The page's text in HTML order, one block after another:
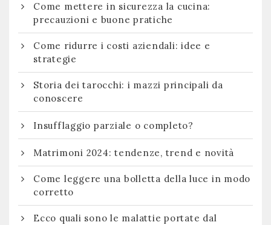
Come mettere in sicurezza la cucina:
precauzioni e buone pratiche
Come ridurre i costi aziendali: idee e
strategie
Storia dei tarocchi: i mazzi principali da
conoscere
Insufflaggio parziale o completo?
Matrimoni 2024: tendenze, trend e novità
Come leggere una bolletta della luce in modo
corretto
Ecco quali sono le malattie portate dal